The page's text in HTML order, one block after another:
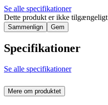
Se alle specifikationer
Dette produkt er ikke tilgængeligt
Sammenlign Gem
Specifikationer
Se alle specifikationer
Mere om produktet